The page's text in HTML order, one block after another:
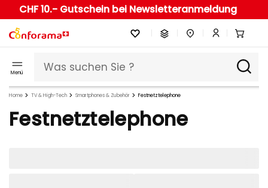
CHF 10.- Gutschein bei Newsletteranmeldung
Menü
Home TV & High-Tech Smartphones & Zubehör Festnetztelephone
Festnetztelephone